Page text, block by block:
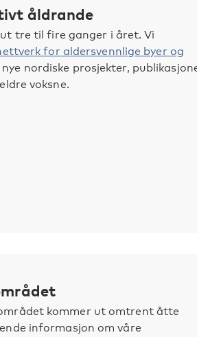
åldrande
tre til fire ganger i året. Vi
for aldersvennlige byer og
nordiske prosjekter,
voksne.
kommer ut omtrent åtte
informasjon om våre